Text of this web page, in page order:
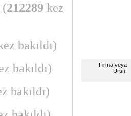
(212289 kez
bakıldı)
bakıldı)
bakıldı)
Firma veya
Ürün: